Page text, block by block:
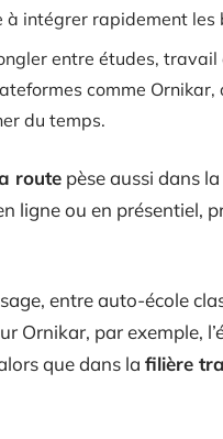
à intégrer rapidement les
entre études, travail
comme
du temps.
route pèse aussi dans
ligne ou en présentiel,
entre auto-école
Ornikar, par exemple,
que dans la filière